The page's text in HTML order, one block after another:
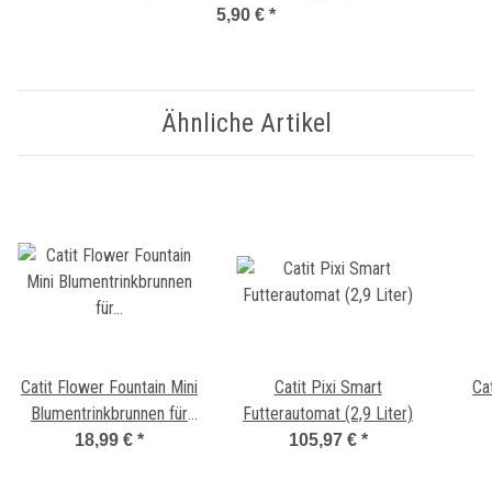
5,90 € *
Ähnliche Artikel
Catit Flower Fountain Mini
Blumentrinkbrunnen für
Katzen
18,99 € *
Catit Pixi Smart
Futterautomat (2,9 Liter)
105,97 € *